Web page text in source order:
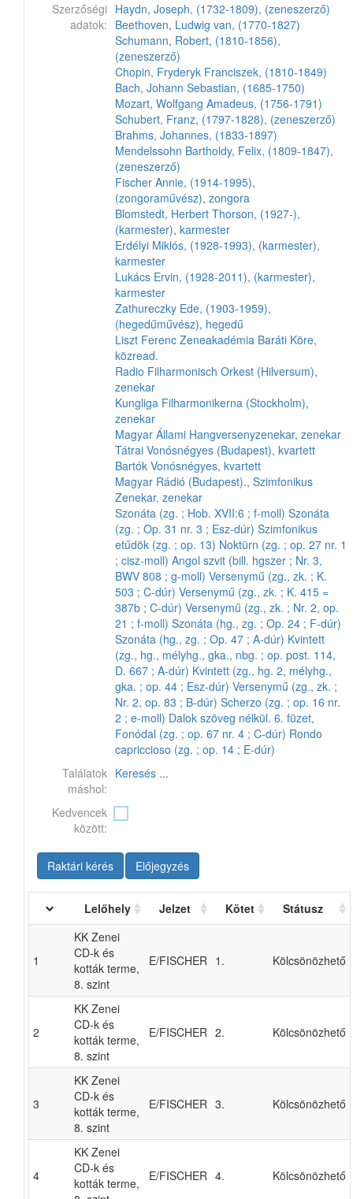
Szerzőségi
adatok:
Haydn, Joseph, (1732-1809), (zeneszerző)
Beethoven, Ludwig van, (1770-1827)
Schumann, Robert, (1810-1856),
(zeneszerző)
Chopin, Fryderyk Franciszek, (1810-1849)
Bach, Johann Sebastian, (1685-1750)
Mozart, Wolfgang Amadeus, (1756-1791)
Schubert, Franz, (1797-1828), (zeneszerző)
Brahms, Johannes, (1833-1897)
Mendelssohn Bartholdy, Felix, (1809-1847),
(zeneszerző)
Fischer Annie, (1914-1995),
(zongoraművész), zongora
Blomstedt, Herbert Thorson, (1927-),
(karmester), karmester
Erdélyi Miklós, (1928-1993), (karmester),
karmester
Lukács Ervin, (1928-2011), (karmester),
karmester
Zathureczky Ede, (1903-1959),
(hegedűművész), hegedű
Liszt Ferenc Zeneakadémia Baráti Köre,
közread.
Radio Filharmonisch Orkest (Hilversum),
zenekar
Kungliga Filharmonikerna (Stockholm),
zenekar
Magyar Állami Hangversenyzenekar, zenekar
Tátrai Vonósnégyes (Budapest), kvartett
Bartók Vonósnégyes, kvartett
Magyar Rádió (Budapest)., Szimfonikus
Zenekar, zenekar
Szonáta (zg. ; Hob. XVII:6 ; f-moll) Szonáta
(zg. ; Op. 31 nr. 3 ; Esz-dúr) Szimfonikus
etűdök (zg. ; op. 13) Noktürn (zg. ; op. 27 nr. 1
; cisz-moll) Angol szvit (bill. hgszer ; Nr. 3,
BWV 808 ; g-moll) Versenymű (zg., zk. ; K.
503 ; C-dúr) Versenymű (zg., zk. ; K. 415 =
387b ; C-dúr) Versenymű (zg., zk. ; Nr. 2, op.
21 ; f-moll) Szonáta (hg., zg. ; Op. 24 ; F-dúr)
Szonáta (hg., zg. ; Op. 47 ; A-dúr) Kvintett
(zg., hg., mélyhg., gka., nbg. ; op. post. 114,
D. 667 ; A-dúr) Kvintett (zg., hg. 2, mélyhg.,
gka. ; op. 44 ; Esz-dúr) Versenymű (zg., zk. ;
Nr. 2, op. 83 ; B-dúr) Scherzo (zg. ; op. 16 nr.
2 ; e-moll) Dalok szöveg nélkül. 6. füzet,
Fonódal (zg. ; op. 67 nr. 4 ; C-dúr) Rondo
capriccioso (zg. ; op. 14 ; E-dúr)
Találatok
máshol:
Keresés ...
Kedvencek
között:
Raktári kérés Előjegyzés
Lelőhely Jelzet Kötet Státusz
1
KK Zenei
CD-k és
kották terme,
8. szint
E/FISCHER 1. Kölcsönözhető
2
KK Zenei
CD-k és
kották terme,
8. szint
E/FISCHER 2. Kölcsönözhető
3
KK Zenei
CD-k és
kották terme,
8. szint
E/FISCHER 3. Kölcsönözhető
4
KK Zenei
CD-k és
kották terme,
E/FISCHER 4. Kölcsönözhető